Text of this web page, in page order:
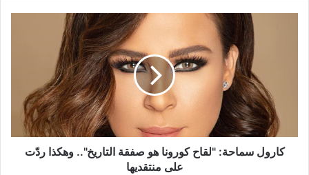
التاريخ"..
وهكذا
ردّت
علىكارول سماحة: "لقاح كورونا هو صفقة التاريخ".. وهكذا ردّت
على منتقديها